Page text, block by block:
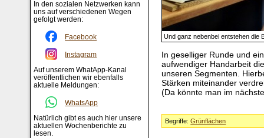
Und ganz nebenbei entstehen die
In geselliger Runde und
aufwendiger Handarbeit
unseren Segmenten.
Stärken miteinander
(Da könnte man im
Begriffe:Grünflächen
In den sozialen Netzwerken kann
uns auf verschiedenen Wegen
gefolgt werden:
Facebook
Instagram
Auf unserem WhatApp-Kanal
veröffentlichen wir ebenfalls
aktuelle Meldungen:
WhatsApp
Natürlich gibt es auch hier unsere
aktuellen Wochenberichte zu
lesen.